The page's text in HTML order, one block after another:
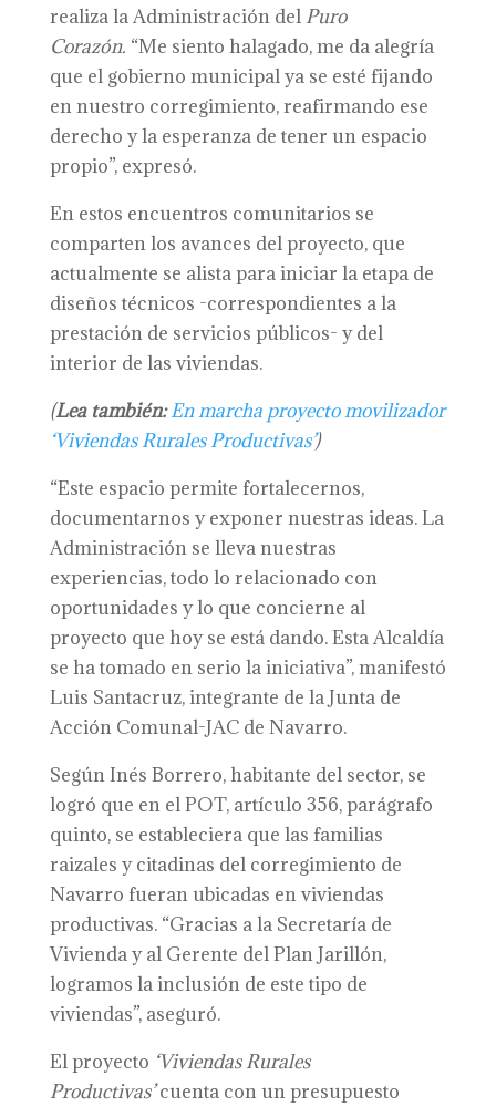
realiza la Administración del Puro
Corazón. “Me siento halagado, me da alegría
que el gobierno municipal ya se esté fijando
en nuestro corregimiento, reafirmando ese
derecho y la esperanza de tener un espacio
propio”, expresó.
En estos encuentros comunitarios se
comparten los avances del proyecto, que
actualmente se alista para iniciar la etapa de
diseños técnicos -correspondientes a la
prestación de servicios públicos- y del
interior de las viviendas.
(Lea también: En marcha proyecto movilizador
‘Viviendas Rurales Productivas’)
“Este espacio permite fortalecernos,
documentarnos y exponer nuestras ideas. La
Administración se lleva nuestras
experiencias, todo lo relacionado con
oportunidades y lo que concierne al
proyecto que hoy se está dando. Esta Alcaldía
se ha tomado en serio la iniciativa”, manifestó
Luis Santacruz, integrante de la Junta de
Acción Comunal-JAC de Navarro.
Según Inés Borrero, habitante del sector, se
logró que en el POT, artículo 356, parágrafo
quinto, se estableciera que las familias
raizales y citadinas del corregimiento de
Navarro fueran ubicadas en viviendas
productivas. “Gracias a la Secretaría de
Vivienda y al Gerente del Plan Jarillón,
logramos la inclusión de este tipo de
viviendas”, aseguró.
El proyecto ‘Viviendas Rurales
Productivas’cuenta con un presupuesto